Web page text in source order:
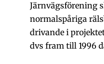
Järnvägsförening
normalspåriga
drivande i
dvs fram till 1996